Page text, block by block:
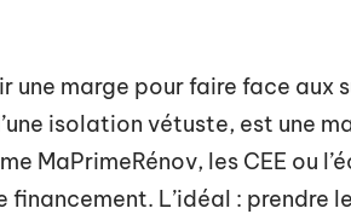
marge pour faire face aux
isolation vétuste, est une
MaPrimeRénov, les CEE ou
L’idéal : prendre